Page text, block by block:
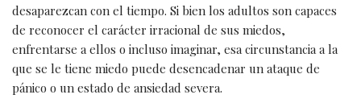
desaparezcan con el tiem­po. Si bien los adultos son capaces
de reconocer el carácter irracional de sus miedos,
enfrentarse a ellos o incluso imaginar, esa circunstancia a la
que se le tiene miedo puede desencadenar un ataque de
pánico o un estado de ansiedad severa.